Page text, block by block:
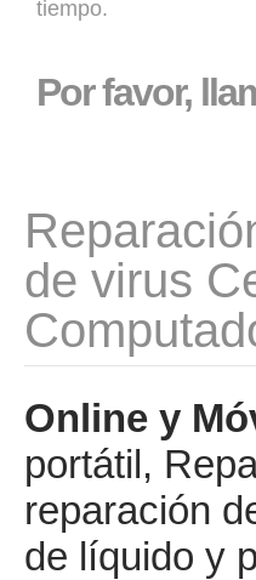
tiempo.
Por favor,
de virus
Online y
portátil,
reparación
de líquido y